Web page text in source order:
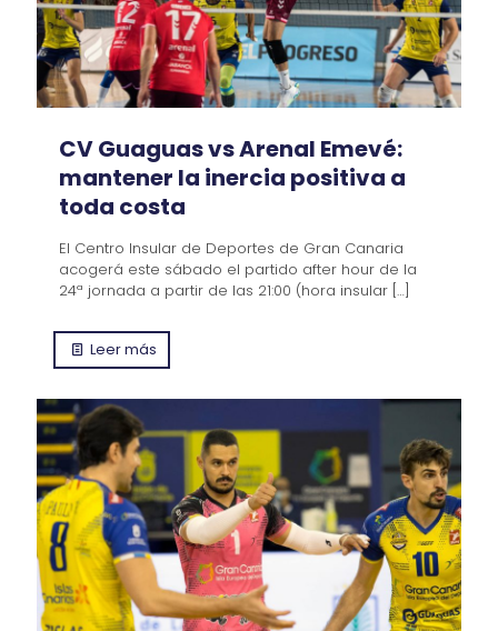
CV Guaguas vs Arenal Emevé:
mantener la inercia positiva a
toda costa
El Centro Insular de Deportes de Gran Canaria
acogerá este sábado el partido after hour de la
24ª jornada a partir de las 21:00 (hora insular […]
Leer más